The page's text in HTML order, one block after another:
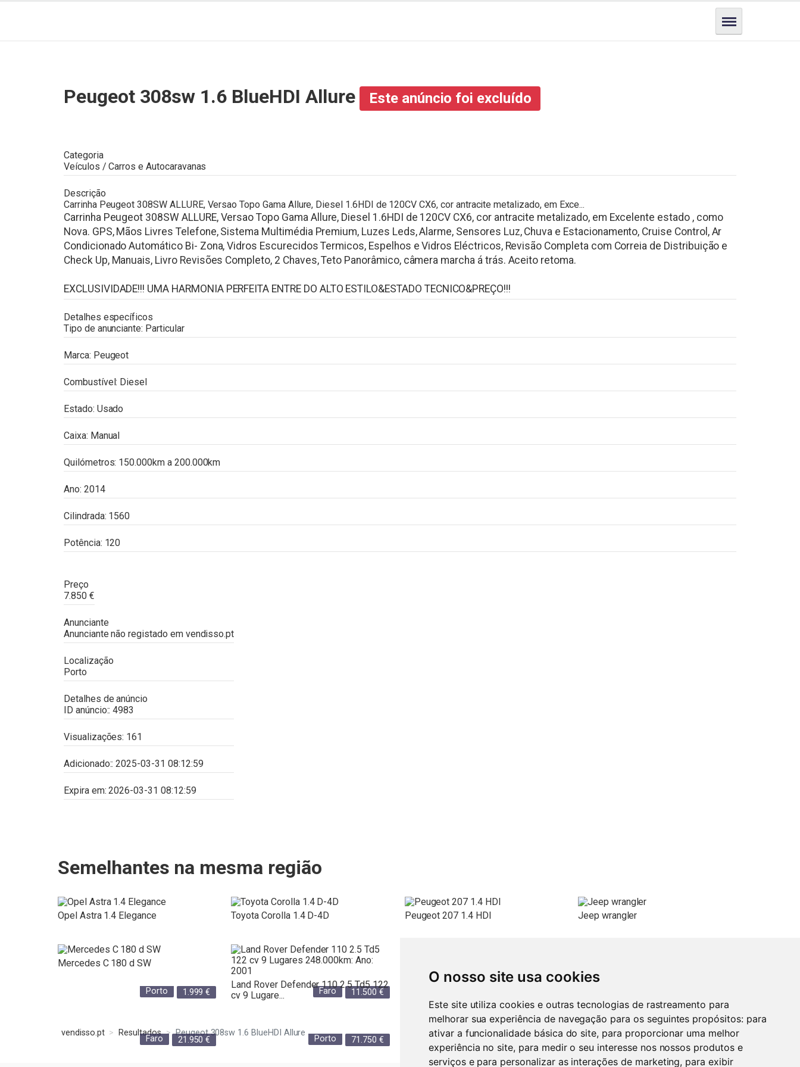
O nosso site usa cookies
Este site utiliza cookies e outras tecnologias de rastreamento para
melhorar sua experiência de navegação para os seguintes propósitos: para
ativar a funcionalidade básica do site, para proporcionar uma melhor
experiência no site, para medir o seu interesse nos nossos produtos e
serviços e para personalizar as interações de marketing, para exibir
Peugeot 308sw 1.6 BlueHDI Allure Este anúncio foi excluído
Categoria
Veículos / Carros e Autocaravanas
Descrição
Carrinha Peugeot 308SW ALLURE, Versao Topo Gama Allure, Diesel 1.6HDI de 120CV CX6, cor antracite metalizado, em Exce...
Carrinha Peugeot 308SW ALLURE, Versao Topo Gama Allure, Diesel 1.6HDI de 120CV CX6, cor antracite metalizado, em Excelente estado , como
Nova. GPS, Mãos Livres Telefone, Sistema Multimédia Premium, Luzes Leds, Alarme, Sensores Luz, Chuva e Estacionamento, Cruise Control, Ar
Condicionado Automático Bi- Zona, Vidros Escurecidos Termicos, Espelhos e Vidros Eléctricos, Revisão Completa com Correia de Distribuição e
Check Up, Manuais, Livro Revisões Completo, 2 Chaves, Teto Panorâmico, câmera marcha á trás. Aceito retoma.
EXCLUSIVIDADE!!! UMA HARMONIA PERFEITA ENTRE DO ALTO ESTILO&ESTADO TECNICO&PREÇO!!!
Detalhes específicos
Tipo de anunciante: Particular
Marca: Peugeot
Combustível: Diesel
Estado: Usado
Caixa: Manual
Quilómetros: 150.000km a 200.000km
Ano: 2014
Cilindrada: 1560
Potência: 120
Preço
7.850 €
Anunciante
Anunciante não registado em vendisso.pt
Localização
Porto
Detalhes de anúncio
ID anúncio:: 4983
Visualizações: 161
Adicionado:: 2025-03-31 08:12:59
Expira em: 2026-03-31 08:12:59
Semelhantes na mesma região
Opel Astra 1.4 Elegance
Porto 1.999 €
Mercedes C 180 d SW
Faro 21.950 €
Toyota Corolla 1.4 D-4D
Faro 11.500 €
Land Rover Defender 110 2.5 Td5 122
cv 9 Lugare...
Porto 71.750 €
Peugeot 207 1.4 HDI
700 €
Braga 1.900 €
Jeep wrangler
Lisboa 3.750 €
vendisso.pt Resultados Peugeot 308sw 1.6 BlueHDI Allure